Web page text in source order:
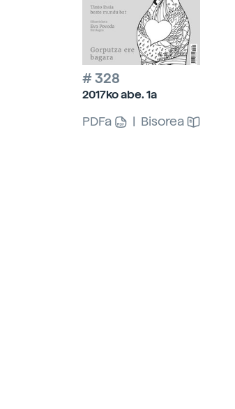
# 328
2017ko abe. 1a
PDFa | Bisorea